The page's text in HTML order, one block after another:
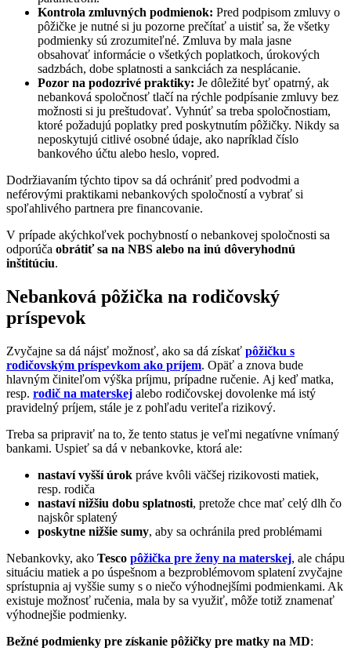
Kontrola zmluvných podmienok: Pred podpisom zmluvy o
pôžičke je nutné si ju pozorne prečítať a uistiť sa, že všetky
podmienky sú zrozumiteľné. Zmluva by mala jasne
obsahovať informácie o všetkých poplatkoch, úrokových
sadzbách, dobe splatnosti a sankciách za nesplácanie.
Pozor na podozrivé praktiky: Je dôležité byť opatrný, ak
nebanková spoločnosť tlačí na rýchle podpísanie zmluvy bez
možnosti si ju preštudovať. Vyhnúť sa treba spoločnostiam,
ktoré požadujú poplatky pred poskytnutím pôžičky. Nikdy sa
neposkytujú citlivé osobné údaje, ako napríklad číslo
bankového účtu alebo heslo, vopred.
Dodržiavaním týchto tipov sa dá ochrániť pred podvodmi a
neférovými praktikami nebankových spoločností a vybrať si
spoľahlivého partnera pre financovanie.
V prípade akýchkoľvek pochybností o nebankovej spoločnosti sa
odporúča obrátiť sa na NBS alebo na inú dôveryhodnú
inštitúciu.
Nebanková pôžička na rodičovský
príspevok
Zvyčajne sa dá nájsť možnosť, ako sa dá získať pôžičku s
rodičovským príspevkom ako príjem. Opäť a znova bude
hlavným činiteľom výška príjmu, prípadne ručenie. Aj keď matka,
resp. rodič na materskej alebo rodičovskej dovolenke má istý
pravidelný príjem, stále je z pohľadu veriteľa rizikový.
Treba sa pripraviť na to, že tento status je veľmi negatívne vnímaný
bankami. Uspieť sa dá v nebankovke, ktorá ale:
nastaví vyšší úrok práve kvôli väčšej rizikovosti matiek,
resp. rodiča
nastaví nižšiu dobu splatnosti, pretože chce mať celý dlh čo
najskôr splatený
poskytne nižšie sumy, aby sa ochránila pred problémami
Nebankovky, ako Tesco pôžička pre ženy na materskej, ale chápu
situáciu matiek a po úspešnom a bezproblémovom splatení zvyčajne
sprístupnia aj vyššie sumy s o niečo výhodnejšími podmienkami. Ak
existuje možnosť ručenia, mala by sa využiť, môže totiž znamenať
výhodnejšie podmienky.
Bežné podmienky pre získanie pôžičky pre matky na MD: